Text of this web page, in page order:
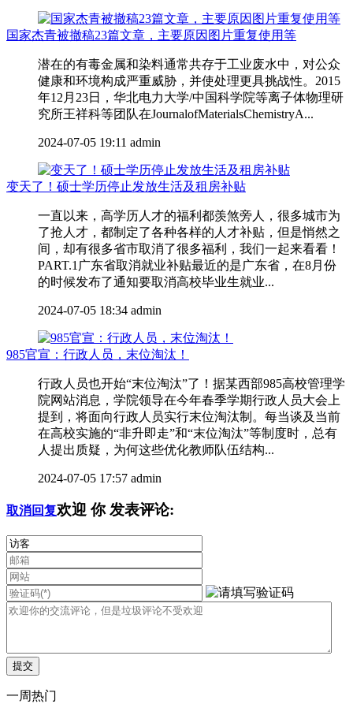
国家杰青被撤稿23篇文章，主要原因图片重复使用等
潜在的有毒金属和染料通常共存于工业废水中，对公众
健康和环境构成严重威胁，并使处理更具挑战性。2015
年12月23日，华北电力大学/中国科学院等离子体物理研
究所王祥科等团队在JournalofMaterialsChemistryA...
2024-07-05 19:11 admin
变天了！硕士学历停止发放生活及租房补贴
一直以来，高学历人才的福利都羡煞旁人，很多城市为
了抢人才，都制定了各种各样的人才补贴，但是悄然之
间，却有很多省市取消了很多福利，我们一起来看看！
PART.1广东省取消就业补贴最近的是广东省，在8月份
的时候发布了通知要取消高校毕业生就业...
2024-07-05 18:34 admin
985官宣：行政人员，末位淘汰！
行政人员也开始“末位淘汰”了！据某西部985高校管理学
院网站消息，学院领导在今年春季学期行政人员大会上
提到，将面向行政人员实行末位淘汰制。每当谈及当前
在高校实施的“非升即走”和“末位淘汰”等制度时，总有
人提出质疑，为何这些优化教师队伍结构...
2024-07-05 17:57 admin
取消回复欢迎 你发表评论:
一周热门